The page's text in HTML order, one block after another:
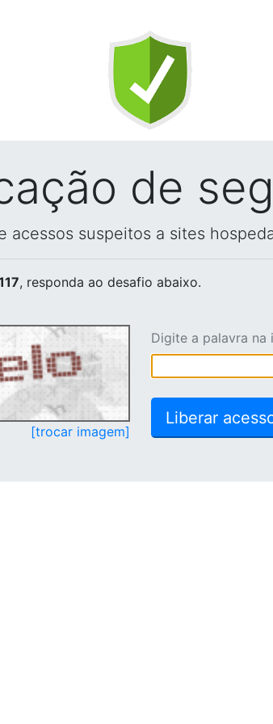
de
acessos suspeitos a sites
, responda ao desafio abaixo.
[trocar imagem]
Digite a palavra na